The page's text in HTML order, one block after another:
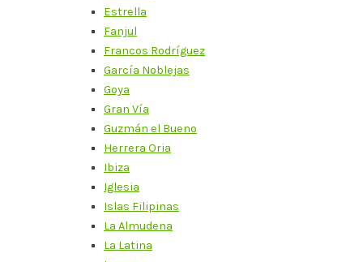
Estrella
Fanjul
Francos Rodríguez
García Noblejas
Goya
Gran Vía
Guzmán el Bueno
Herrera Oria
Ibiza
Iglesia
Islas Filipinas
La Almudena
La Latina